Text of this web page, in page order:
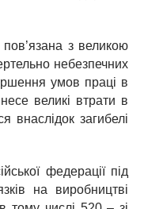
з великою
небезпечних
умов праці в
великі втрати в
внаслідок загибелі
федерації під
на виробництві